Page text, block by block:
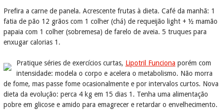
Prefira a carne de panela. Acrescente frutas à dieta. Café da manhã: 1
fatia de pão 12 grãos com 1 colher (chá) de requeijão light + ½ mamão
papaia com 1 colher (sobremesa) de farelo de aveia. 5 truques para
enxugar calorias 1.
Pratique séries de exercícios curtas, Lipotril Funciona porém com
intensidade: modela o corpo e acelera o metabolismo. Não morra
de fome, mas passe fome ocasionalmente e por intervalos curtos. Nova
dieta da evolução: perca 4 kg em 15 dias 1. Tenha uma alimentação
pobre em glicose e amido para emagrecer e retardar o envelhecimento.